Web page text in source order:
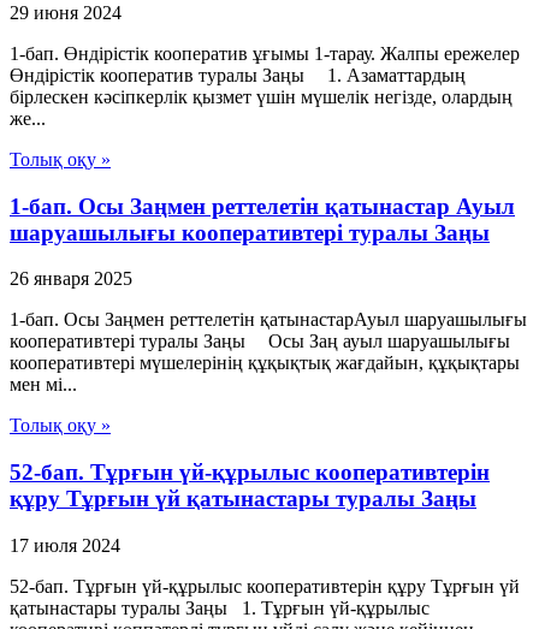
29 июня 2024
1-бап. Өндiрiстiк кооператив ұғымы 1-тарау. Жалпы ережелер
Өндiрiстiк кооператив туралы Заңы 1. Азаматтардың
бiрлескен кәсiпкерлiк қызмет үшiн мүшелiк негiзде, олардың
же...
Толық оқу »
1-бап. Осы Заңмен реттелетін қатынастар Ауыл
шаруашылығы кооперативтері туралы Заңы
26 января 2025
1-бап. Осы Заңмен реттелетін қатынастарАуыл шаруашылығы
кооперативтері туралы Заңы Осы Заң ауыл шаруашылығы
кооперативтері мүшелерінің құқықтық жағдайын, құқықтары
мен мі...
Толық оқу »
52-бап. Тұрғын үй-құрылыс кооперативтерін
құру Тұрғын үй қатынастары туралы Заңы
17 июля 2024
52-бап. Тұрғын үй-құрылыс кооперативтерін құру Тұрғын үй
қатынастары туралы Заңы 1. Тұрғын үй-құрылыс